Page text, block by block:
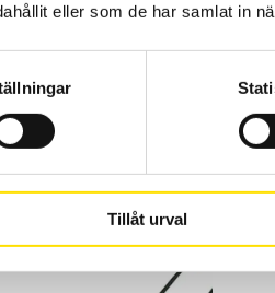
eller som de har samlat in
Tillåt urval
Kompensationskabel
och kompensationskablar för
Termoelementtyper: T, J, K, S, B eller N